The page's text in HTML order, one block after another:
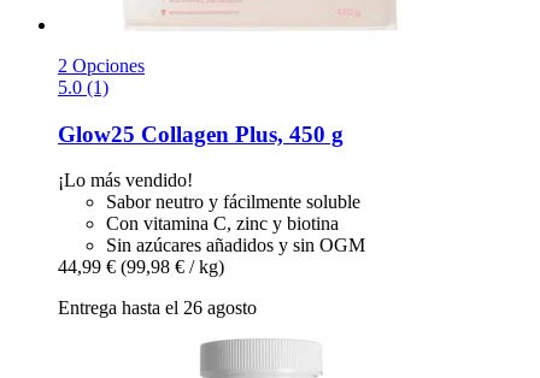
2 Opciones
5.0 (1)
Glow25 Collagen Plus, 450 g
¡Lo más vendido!
Sabor neutro y fácilmente soluble
Con vitamina C, zinc y biotina
Sin azúcares añadidos y sin OGM
44,99 € (99,98 € / kg)
Entrega hasta el 26 agosto